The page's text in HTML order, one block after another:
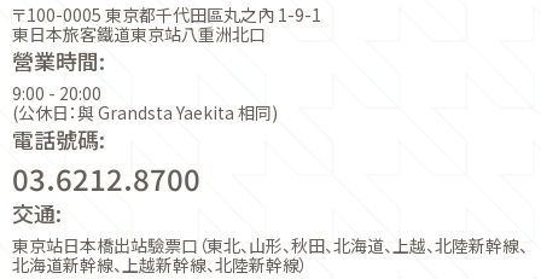
〒100-0005 東京都千代田區丸之內 1-9-1
東日本旅客鐵道東京站八重洲北口
營業時間:
9:00 - 20:00
(公休日：與 Grandsta Yaekita 相同)
電話號碼:
03.6212.8700
交通:
東京站日本橋出站驗票口（東北、山形、秋田、北海道、上越、北陸新幹線、
北海道新幹線、上越新幹線、北陸新幹線）